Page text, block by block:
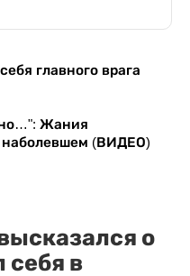
главного врага
Жания
наболевшем (ВИДЕО)
о
себя в